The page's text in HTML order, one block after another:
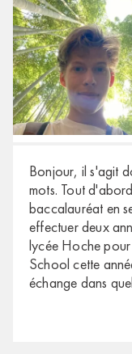
Bonjour, il s'agit
mots. Tout
baccalauréat en
effectuer deux
lycée Hoche pour
School cette
échange dans